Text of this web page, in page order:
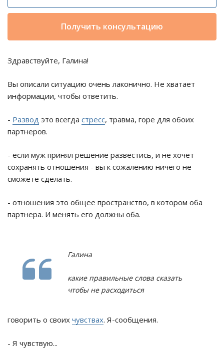
Получить консультацию
Здравствуйте, Галина!
Вы описали ситуацию очень лаконично. Не хватает
информации, чтобы ответить.
- Развод это всегда стресс, травма, горе для обоих
партнеров.
- если муж принял решение развестись, и не хочет
сохранять отношения - вы к сожалению ничего не
сможете сделать.
- отношения это общее пространство, в котором оба
партнера. И менять его должны оба.
Галина
какие правильные слова сказать
чтобы не расходиться
говорить о своих чувствах. Я-сообщения.
- Я чувствую...